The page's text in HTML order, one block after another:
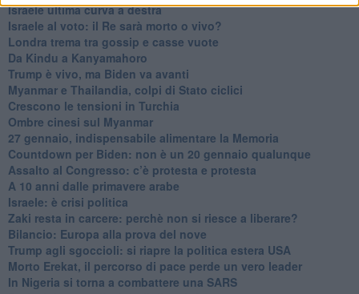
Israele ultima curva a destra
Israele al voto: il Re sarà morto o vivo?
Londra trema tra gossip e casse vuote
Da Kindu a Kanyamahoro
Trump è vivo, ma Biden va avanti
Myanmar e Thailandia, colpi di Stato ciclici
Crescono le tensioni in Turchia
Ombre cinesi sul Myanmar
27 gennaio, indispensabile alimentare la Memoria
Countdown per Biden: non è un 20 gennaio qualunque
Assalto al Congresso: c’è protesta e protesta
A 10 anni dalle primavere arabe
Israele: è crisi politica
Zaki resta in carcere: perchè non si riesce a liberare?
Bilancio: Europa alla prova del nove
Trump agli sgoccioli: si riapre la politica estera USA
Morto Erekat, il percorso di pace perde un vero leader
In Nigeria si torna a combattere una SARS